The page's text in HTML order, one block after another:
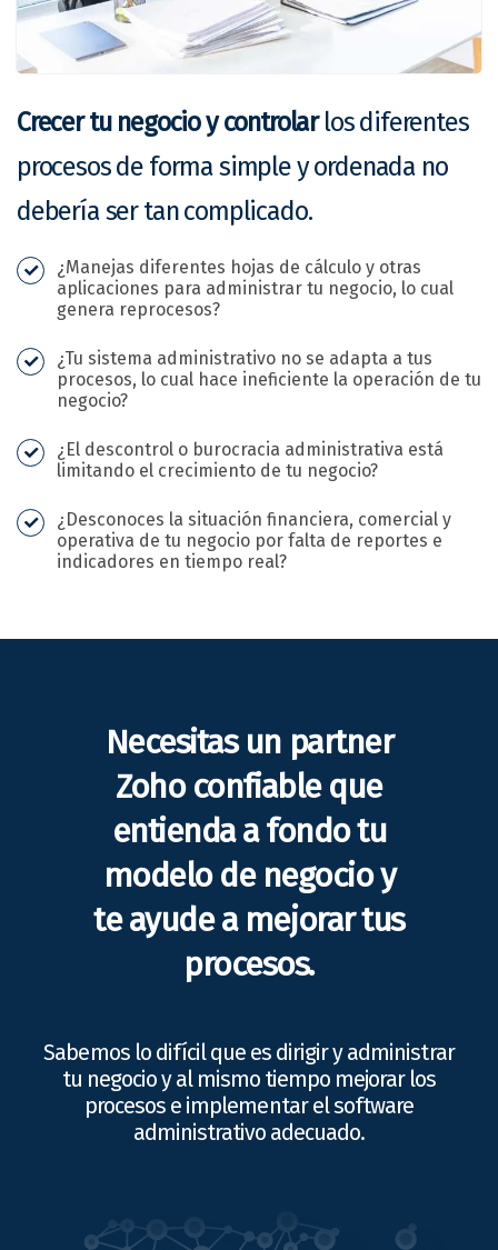
Crecer tu negocio y controlarlos diferentes
procesos de forma simple y ordenada no
debería ser tan complicado.
¿Manejas diferentes hojas de cálculo y otras
aplicaciones para administrar tu negocio, lo cual
genera reprocesos?
¿Tu sistema administrativo no se adapta a tus
procesos, lo cual hace ineficiente la operación de tu
negocio?
¿El descontrol o burocracia administrativa está
limitando el crecimiento de tu negocio?
¿Desconoces la situación financiera, comercial y
operativa de tu negocio por falta de reportes e
indicadores en tiempo real?
Necesitas un partner
Zoho confiable que
entienda a fondo tu
modelo de negocio y
te ayude a mejorar tus
procesos.
Sabemos lo difícil que es dirigir y administrar
tu negocio y al mismo tiempo mejorar los
procesos e implementar el software
administrativo adecuado.